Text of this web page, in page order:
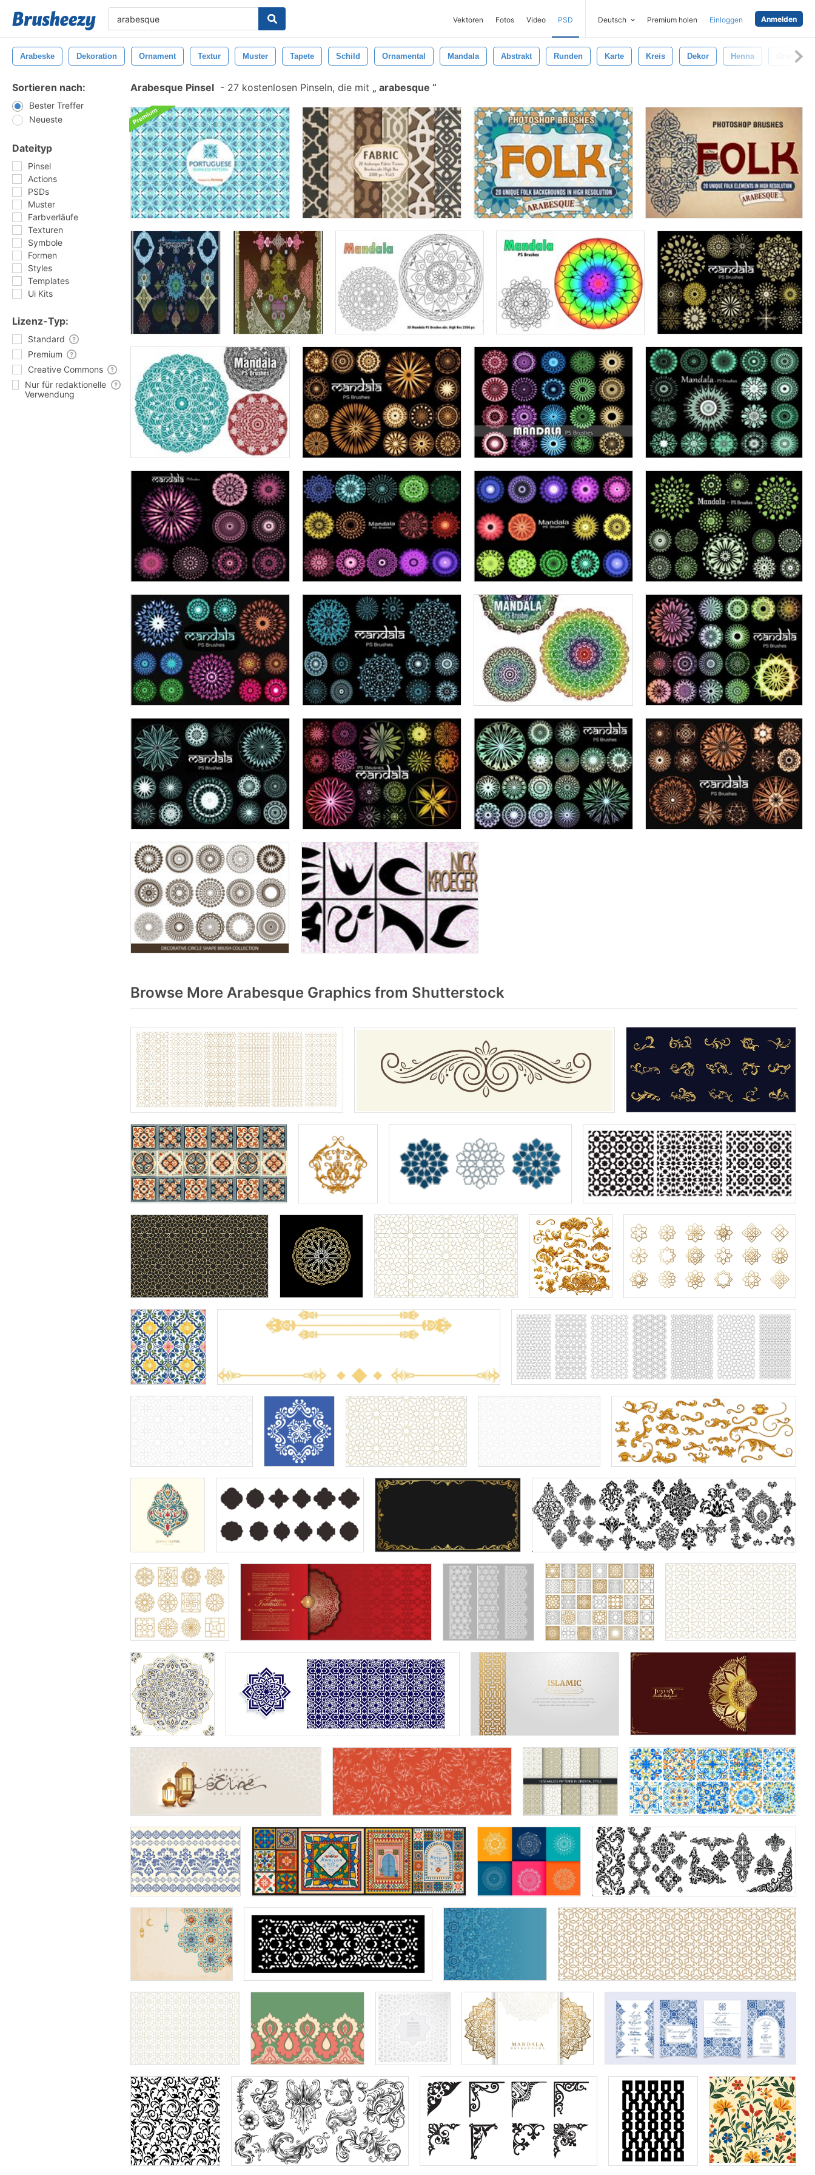
Vektoren Fotos Video PSD Deutsch Premium holen Einloggen Anmelden
Arabeske Dekoration Ornament Textur Muster Tapete Schild Ornamental Mandala Abstrakt Runden Karte Kreis Dekor Henna Orient
Sortieren nach:
Bester Treffer
Neueste
Dateityp
Pinsel
Actions
PSDs
Muster
Farbverläufe
Texturen
Symbole
Formen
Styles
Templates
Ui Kits
Lizenz-Typ:
Standard
Premium
Creative Commons
Nur für redaktionelle
Verwendung
Arabesque Pinsel - 27 kostenlosen Pinseln, die mit arabesque
Browse More Arabesque Graphics from Shutterstock